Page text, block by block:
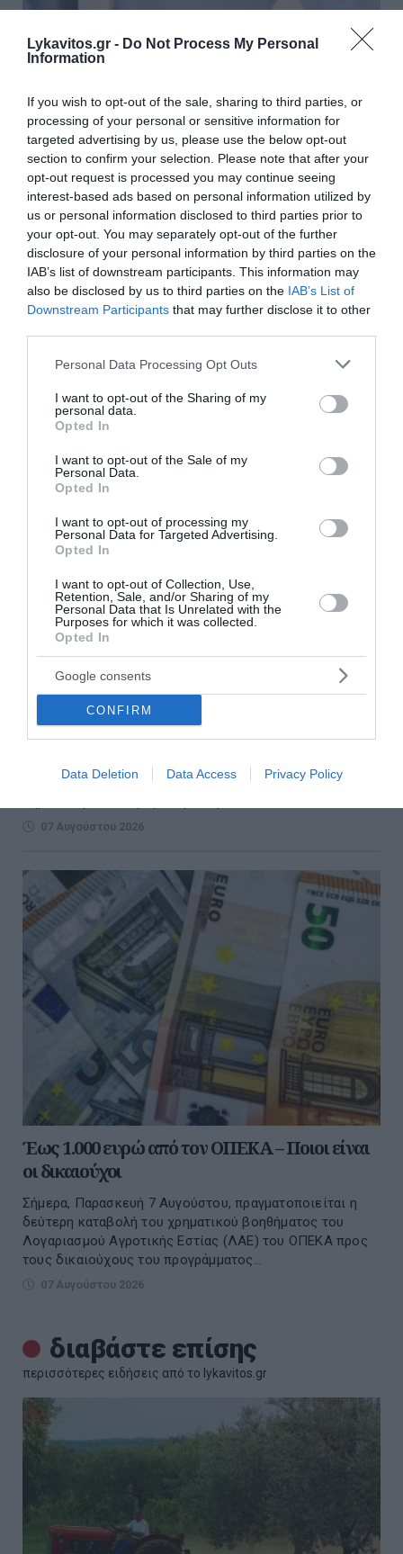
Lykavitos.gr - Do Not Process My Personal
Information
If you wish to opt-out of the sale, sharing to third parties, or
processing of your personal or sensitive information for
targeted advertising by us, please use the below opt-out
section to confirm your selection. Please note that after your
opt-out request is processed you may continue seeing
interest-based ads based on personal information utilized by
us or personal information disclosed to third parties prior to
your opt-out. You may separately opt-out of the further
disclosure of your personal information by third parties on the
IAB’s list of downstream participants. This information may
also be disclosed by us to third parties on the IAB’s List of
Downstream Participants that may further disclose it to other
Please note that this website/app uses one or more Google
not limited to your visit or usage behaviour. You may click to
grant or deny consent to Google and its third-party tags to
use your data for below specified purposes in below Google
consent section.
Personal Data Processing Opt Outs
I want to opt-out of the Sharing of my
personal data.
Opted In
I want to opt-out of the Sale of my
Personal Data.
Opted In
I want to opt-out of processing my
Personal Data for Targeted Advertising.
Opted In
I want to opt-out of Collection, Use,
Retention, Sale, and/or Sharing of my
Personal Data that Is Unrelated with the
Purposes for which it was collected.
Opted In
Google consents
CONFIRM
Data Deletion Data Access Privacy Policy
Επίδομα 150 ευρώ ανά παιδί: Πότε θα γίνει η
επόμενη πληρωμή και ποιοι είναι οι δικαιούχοι
Η αντίστροφη μέτρηση έχει ξεκινήσει για τη
συμπληρωματική καταβολή του έκτακτου επιδόματος
06 Αυγούστου 2026
Voucher για smartphones: Το ποσό, οι
συσκευές, οι δικαιούχοι και η διαδικασία
Ένα καινούργιο πρόγραμμα οικονομικής ενίσχυσης
ετοιμάζεται να δώσει τη δυνατότητα σε κατηγορίες
πολιτών να αποκτήσουν σύγχρονο κινητό συσκευή με
07 Αυγούστου 2026
Έως 1.000 ευρώ από τον ΟΠΕΚΑ – Ποιοι είναι
οι δικαιούχοι
Σήμερα, Παρασκευή 7 Αυγούστου, πραγματοποιείται η
δεύτερη καταβολή του χρηματικού βοηθήματος του
Λογαριασμού Αγροτικής Εστίας (ΛΑΕ) του ΟΠΕΚΑ προς
τους δικαιούχους του προγράμματος...
07 Αυγούστου 2026
διαβάστε επίσης
περισσότερες ειδήσεις από το lykavitos.gr